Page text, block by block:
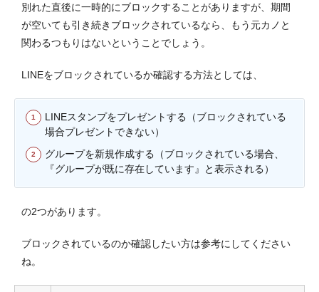
別れた直後に一時的にブロックすることがありますが、期間
が空いても引き続きブロックされているなら、もう元カノと
関わるつもりはないということでしょう。
LINEをブロックされているか確認する方法としては、
LINEスタンプをプレゼントする（ブロックされている
場合プレゼントできない）
グループを新規作成する（ブロックされている場合、
『グループが既に存在しています』と表示される）
の2つがあります。
ブロックされているのか確認したい方は参考にしてください
ね。